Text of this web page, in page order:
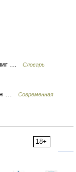
…
Словарь
…
Современная
18+